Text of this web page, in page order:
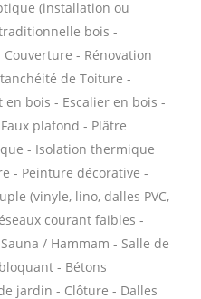
(installation ou
bois -
- Rénovation
de Toiture -
bois - Escalier en bois -
plafond - Plâtre
- Isolation thermique
- Peinture décorative -
(vinyle, lino, dalles PVC,
courant faibles -
/ Hammam - Salle de
- Bétons
jardin - Clôture - Dalles